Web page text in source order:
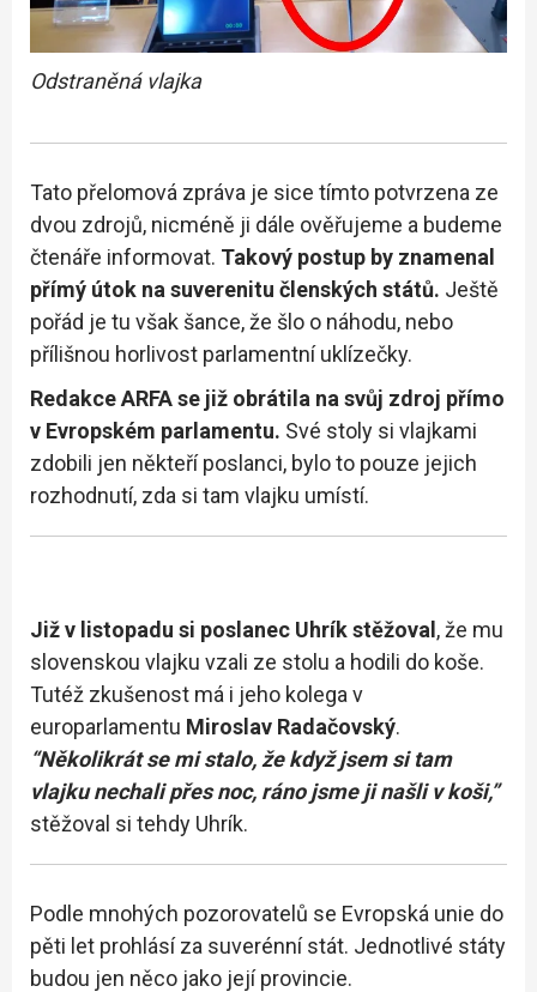
Odstraněná vlajka
Tato přelomová zpráva je sice tímto potvrzena ze
dvou zdrojů, nicméně ji dále ověřujeme a budeme
čtenáře informovat. Takový postup by znamenal
přímý útok na suverenitu členských států. Ještě
pořád je tu však šance, že šlo o náhodu, nebo
přílišnou horlivost parlamentní uklízečky.
Redakce ARFA se již obrátila na svůj zdroj přímo
v Evropském parlamentu. Své stoly si vlajkami
zdobili jen někteří poslanci, bylo to pouze jejich
rozhodnutí, zda si tam vlajku umístí.
Již v listopadu si poslanec Uhrík stěžoval, že mu
slovenskou vlajku vzali ze stolu a hodili do koše.
Tutéž zkušenost má i jeho kolega v
europarlamentu Miroslav Radačovský.
“Několikrát se mi stalo, že když jsem si tam
vlajku nechali přes noc, ráno jsme ji našli v koši,”
stěžoval si tehdy Uhrík.
Podle mnohých pozorovatelů se Evropská unie do
pěti let prohlásí za suverénní stát. Jednotlivé státy
budou jen něco jako její provincie.